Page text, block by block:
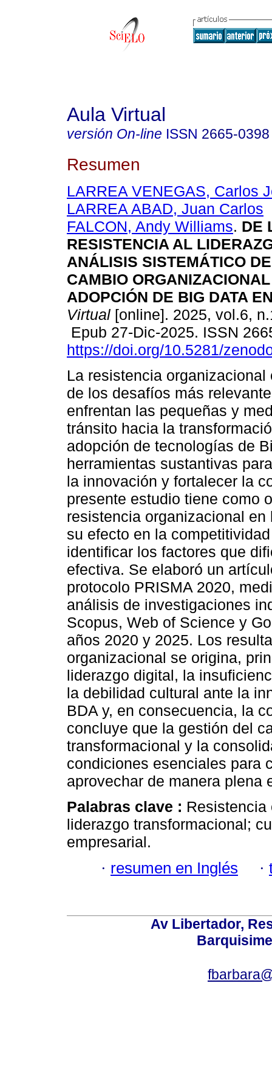
Aula Virtual
versión On-line ISSN 2665-0398
Resumen
LARREA VENEGAS, Carlos
LARREA ABAD, Juan Carlos
FALCON, Andy Williams. DE
RESISTENCIA AL
ANÁLISIS SISTEMÁTICO
CAMBIO
ADOPCIÓN DE BIG DATA
Virtual [online]. 2025, vol.6,
Epub 27-Dic-2025. ISSN
https://doi.org/10.5281/
La resistencia organizacional
de los desafíos más
enfrentan las pequeñas y
tránsito hacia la
adopción de tecnologías de
herramientas sustantivas
la innovación y fortalecer la
presente estudio tiene como
resistencia organizacional
su efecto en la
identificar los factores que
efectiva. Se elaboró un
protocolo PRISMA 2020,
análisis de investigaciones
Scopus, Web of Science y
años 2020 y 2025. Los
organizacional se origina,
liderazgo digital, la
la debilidad cultural ante la
BDA y, en consecuencia, la
concluye que la gestión del
transformacional y la
condiciones esenciales para
aprovechar de manera plena
Palabras clave : Resistencia
liderazgo transformacional;
empresarial.
· resumen en Inglés ·
Av Libertador,